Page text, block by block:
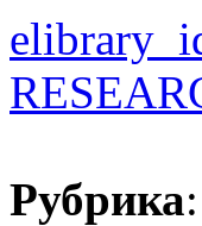
Рубрика: